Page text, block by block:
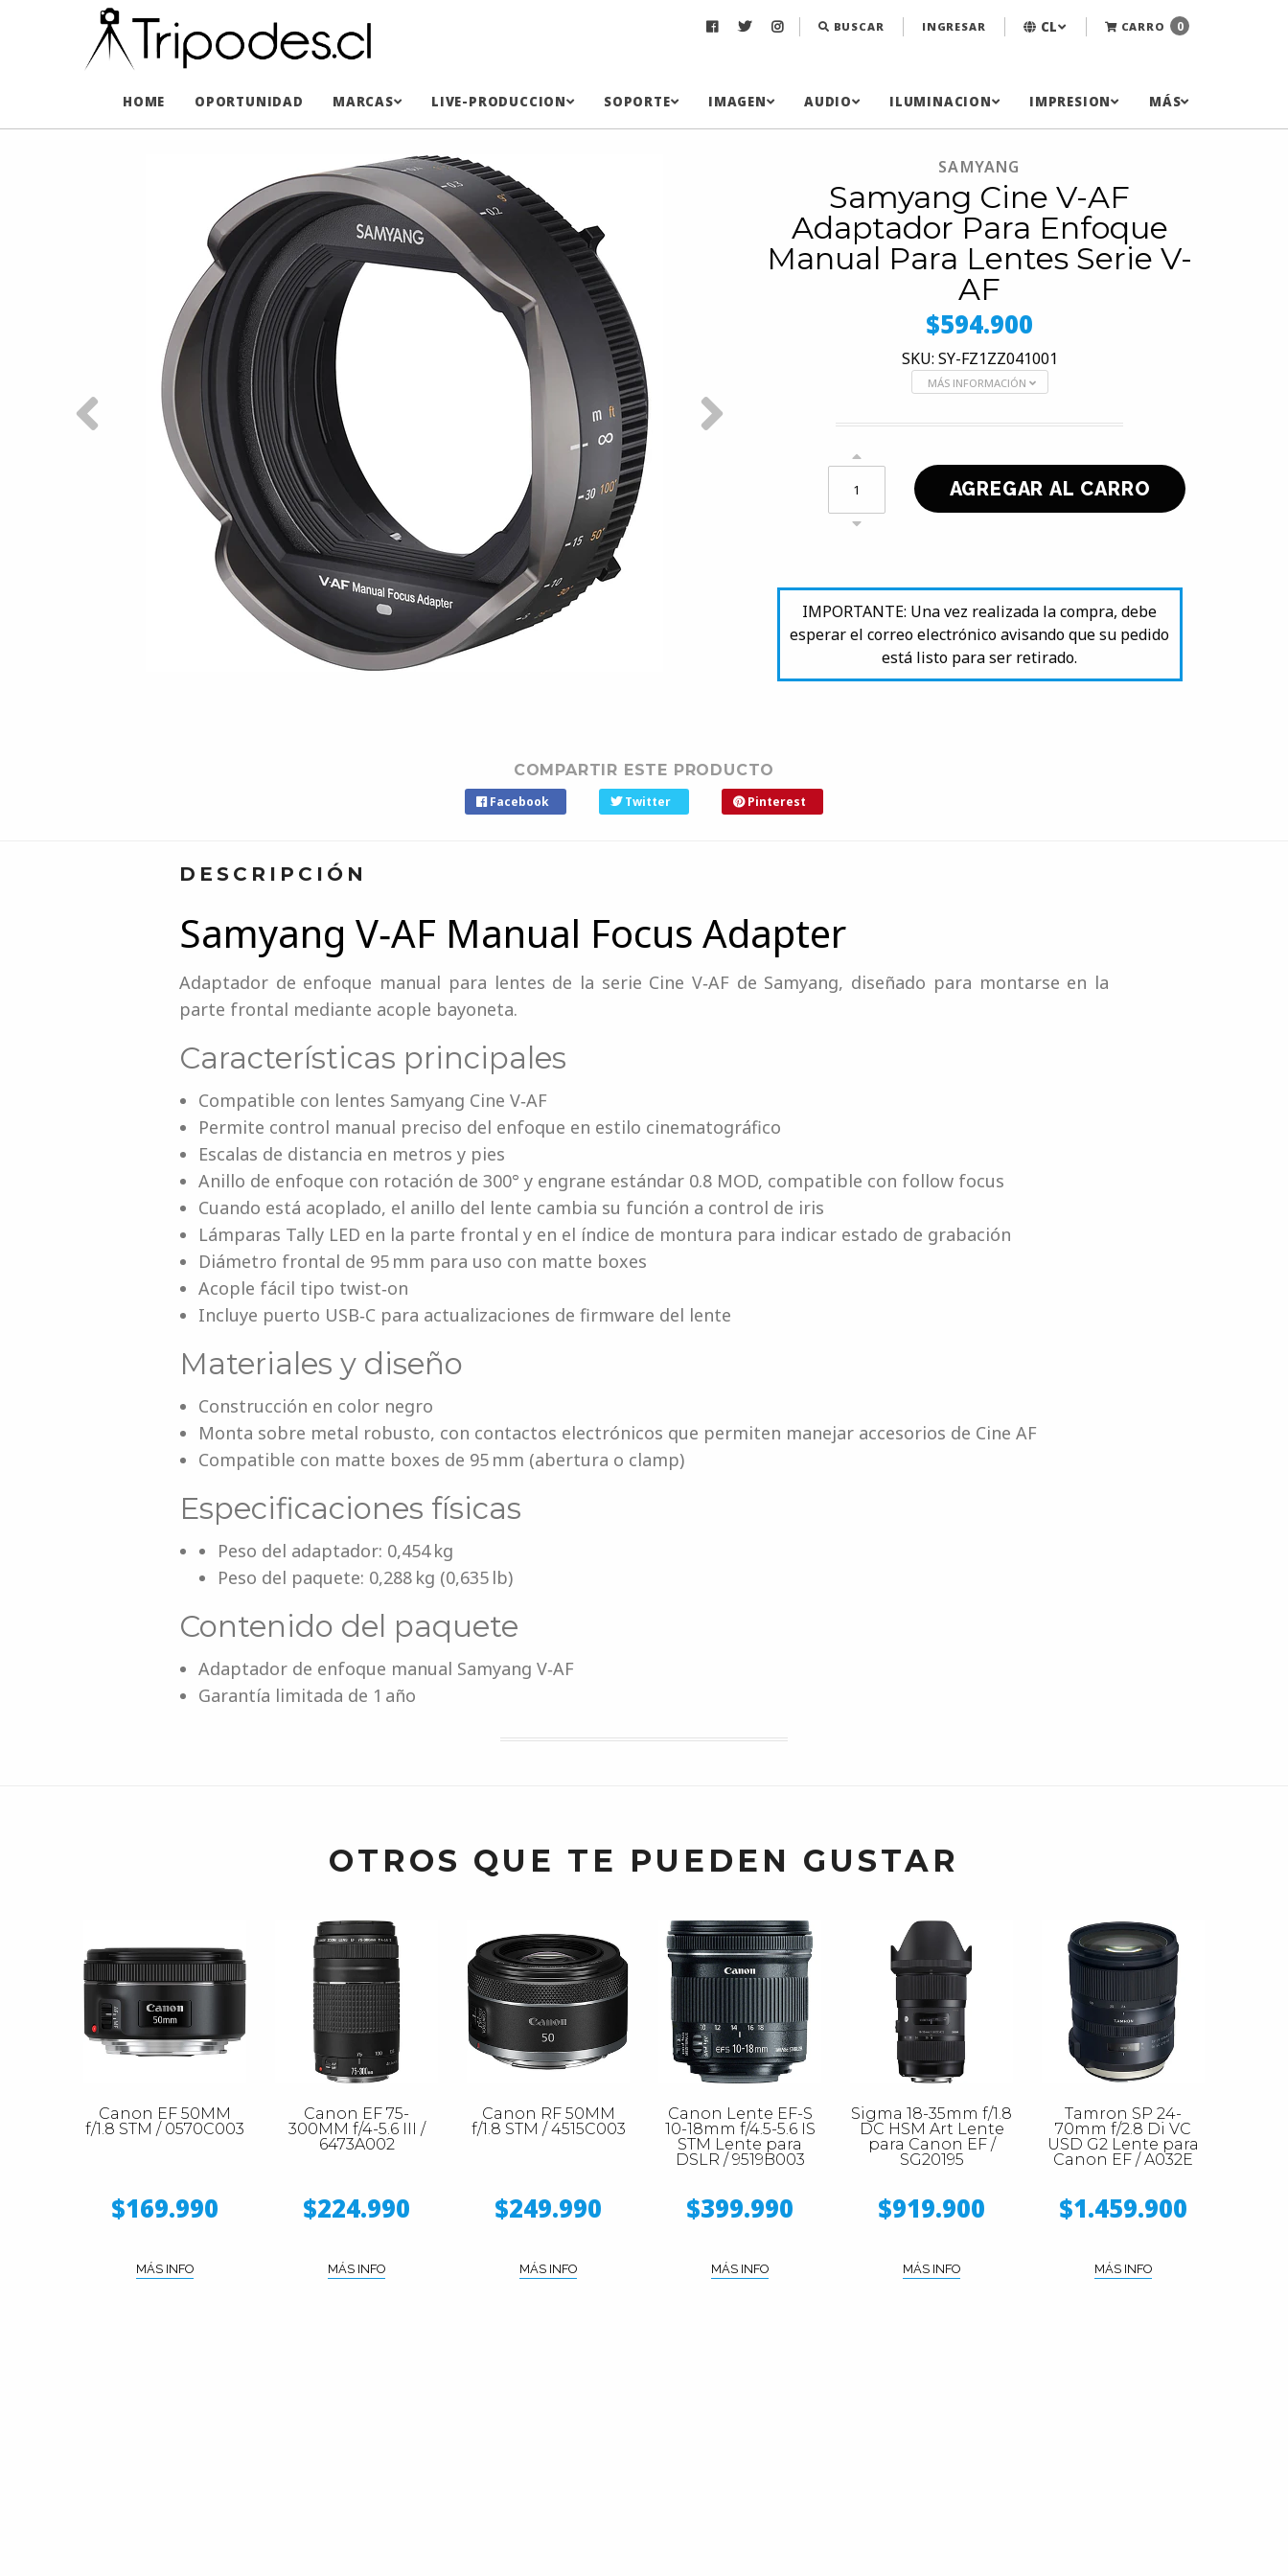
BUSCAR INGRESAR CL CARRO 0
HOME OPORTUNIDAD MARCAS LIVE-PRODUCCION SOPORTE IMAGEN AUDIO ILUMINACION IMPRESION MÁS
SAMYANG
Samyang Cine V-AF
Adaptador Para Enfoque
Manual Para Lentes Serie V-
AF
$594.900
SKU: SY-FZ1ZZ041001
MÁS INFORMACIÓN
IMPORTANTE: Una vez realizada la compra, debe
esperar el correo electrónico avisando que su pedido
está listo para ser retirado.
COMPARTIR ESTE PRODUCTO
Facebook Twitter Pinterest
DESCRIPCIÓN
Samyang V‑AF Manual Focus Adapter
Adaptador de enfoque manual para lentes de la serie Cine V‑AF de Samyang, diseñado para montarse en la
parte frontal mediante acople bayoneta.
Características principales
Compatible con lentes Samyang Cine V‑AF
Permite control manual preciso del enfoque en estilo cinematográfico
Escalas de distancia en metros y pies
Anillo de enfoque con rotación de 300° y engrane estándar 0.8 MOD, compatible con follow focus
Cuando está acoplado, el anillo del lente cambia su función a control de iris
Lámparas Tally LED en la parte frontal y en el índice de montura para indicar estado de grabación
Diámetro frontal de 95 mm para uso con matte boxes
Acople fácil tipo twist‑on
Incluye puerto USB‑C para actualizaciones de firmware del lente
Materiales y diseño
Construcción en color negro
Monta sobre metal robusto, con contactos electrónicos que permiten manejar accesorios de Cine AF
Compatible con matte boxes de 95 mm (abertura o clamp)
Especificaciones físicas
Peso del adaptador: 0,454 kg
Peso del paquete: 0,288 kg (0,635 lb)
Contenido del paquete
Adaptador de enfoque manual Samyang V‑AF
Garantía limitada de 1 año
OTROS QUE TE PUEDEN GUSTAR
Canon EF 50MM
f/1.8 STM / 0570C003
$169.990
MÁS INFO
Canon EF 75-
300MM f/4-5.6 III /
6473A002
$224.990
MÁS INFO
Canon RF 50MM
f/1.8 STM / 4515C003
$249.990
MÁS INFO
Canon Lente EF-S
10-18mm f/4.5-5.6 IS
STM Lente para
DSLR / 9519B003
$399.990
MÁS INFO
Sigma 18-35mm f/1.8
DC HSM Art Lente
para Canon EF /
SG20195
$919.900
MÁS INFO
Tamron SP 24-
70mm f/2.8 Di VC
USD G2 Lente para
Canon EF / A032E
$1.459.900
MÁS INFO